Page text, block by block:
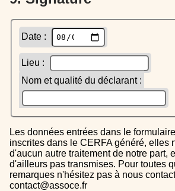
Date :
Lieu :
Nom et qualité du déclarant :
Les données entrées dans le formulaire sont uniquement
inscrites dans le CERFA généré, elles
d'aucun autre traitement de notre part,
d'ailleurs pas transmises. Pour toutes
remarques n'hésitez pas à nous
contact@assoce.fr